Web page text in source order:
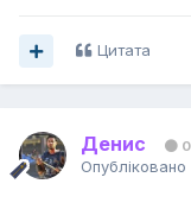
Цитата
Денис 0
Опубліковано